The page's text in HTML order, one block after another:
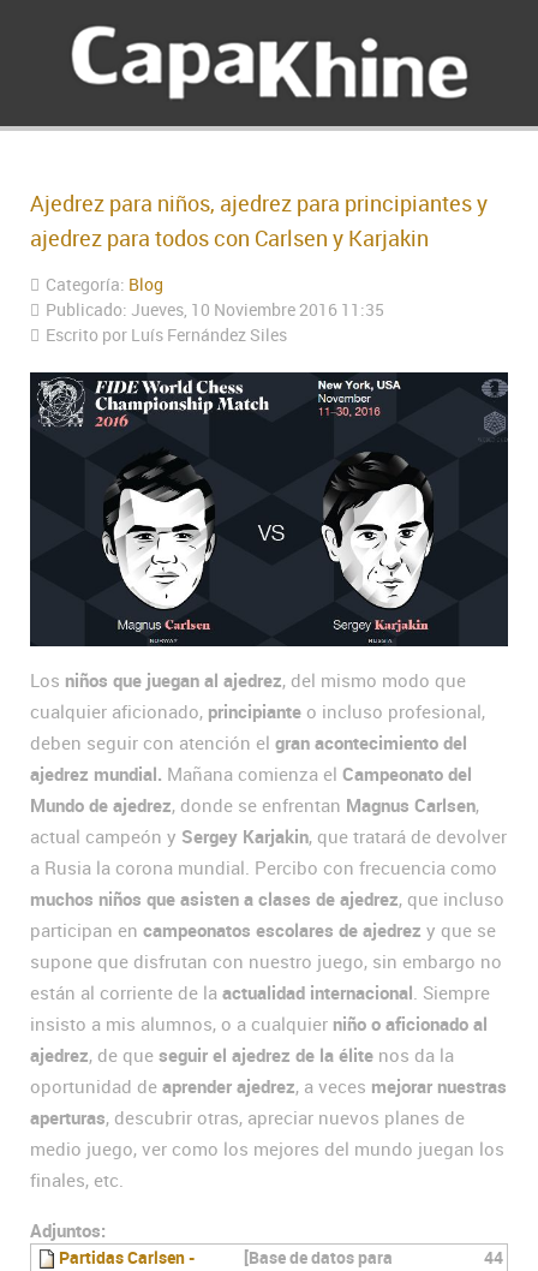
Ajedrez para niños, ajedrez para principiantes y
ajedrez para todos con Carlsen y Karjakin
Categoría: Blog
Publicado: Jueves, 10 Noviembre 2016 11:35
Escrito por Luís Fernández Siles
Los niños que juegan al ajedrez, del mismo modo que
cualquier aficionado, principiante o incluso profesional,
deben seguir con atención el gran acontecimiento del
ajedrez mundial. Mañana comienza el Campeonato del
Mundo de ajedrez, donde se enfrentan Magnus Carlsen,
actual campeón y Sergey Karjakin, que tratará de devolver
a Rusia la corona mundial. Percibo con frecuencia como
muchos niños que asisten a clases de ajedrez, que incluso
participan en campeonatos escolares de ajedrez y que se
supone que disfrutan con nuestro juego, sin embargo no
están al corriente de la actualidad internacional. Siempre
insisto a mis alumnos, o a cualquier niño o aficionado al
ajedrez, de que seguir el ajedrez de la élite nos da la
oportunidad de aprender ajedrez, a veces mejorar nuestras
aperturas, descubrir otras, apreciar nuevos planes de
medio juego, ver como los mejores del mundo juegan los
finales, etc.
Adjuntos:
Partidas Carlsen -
[Base de datos para
44